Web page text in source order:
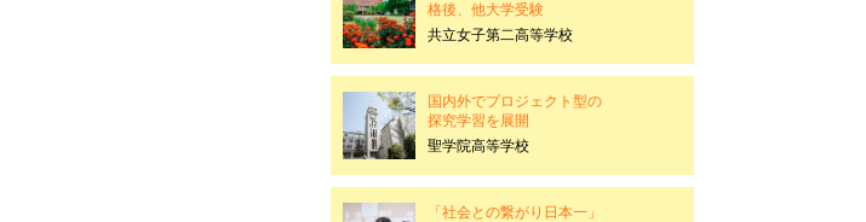
格後、他大学受験
共立女子第二高等学校
国内外でプロジェクト型の
探究学習を展開
聖学院高等学校
「社会との繋がり日本一」